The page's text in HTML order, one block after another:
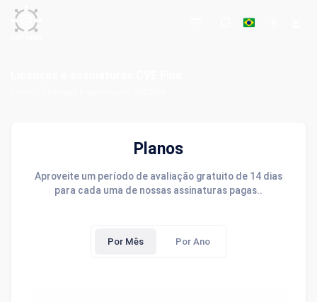
Planos
Aproveite um período de avaliação gratuito de 14 dias
para cada uma de nossas assinaturas pagas..
Por Mês Por Ano